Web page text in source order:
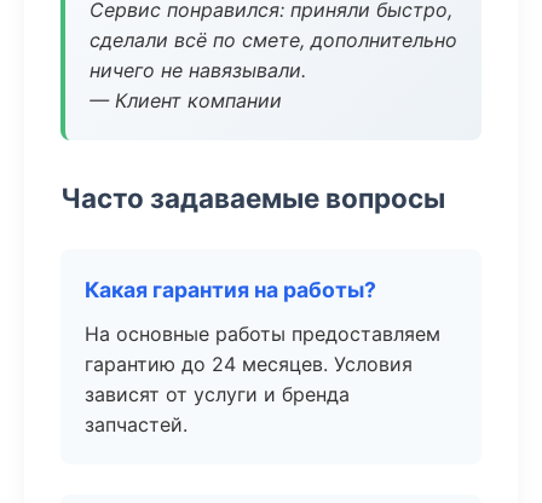
Сервис понравился: приняли быстро,
сделали всё по смете, дополнительно
ничего не навязывали.
— Клиент компании
Часто задаваемые вопросы
Какая гарантия на работы?
На основные работы предоставляем
гарантию до 24 месяцев. Условия
зависят от услуги и бренда
запчастей.